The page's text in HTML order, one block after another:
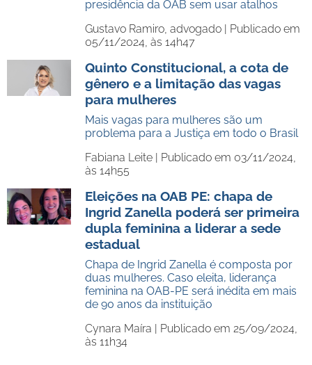
presidência da OAB sem usar atalhos
Gustavo Ramiro, advogado | Publicado em
05/11/2024, às 14h47
Quinto Constitucional, a cota de
gênero e a limitação das vagas
para mulheres
Mais vagas para mulheres são um
problema para a Justiça em todo o Brasil
Fabiana Leite | Publicado em 03/11/2024,
às 14h55
Eleições na OAB PE: chapa de
Ingrid Zanella poderá ser primeira
dupla feminina a liderar a sede
estadual
Chapa de Ingrid Zanella é composta por
duas mulheres. Caso eleita, liderança
feminina na OAB-PE será inédita em mais
de 90 anos da instituição
Cynara Maíra | Publicado em 25/09/2024,
às 11h34